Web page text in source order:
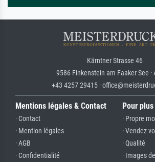
Kärntner Strasse 46
9586 Finkenstein am Faaker See ·
+43 4257 29415 ·
Mentions légales & Contact
· Contact
· Mention légales
· AGB
· Confidentialité
Pour
· Propre
· Vendez
· Qualité
· Images